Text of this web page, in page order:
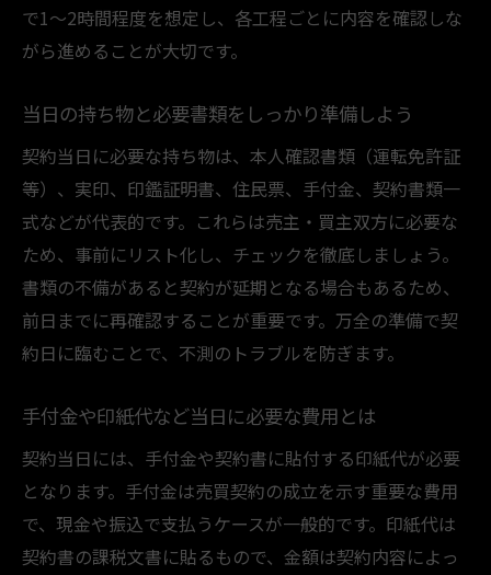
で1～2時間程度を想定し、各工程ごとに内容を確認しな
がら進めることが大切です。
当日の持ち物と必要書類をしっかり準備しよう
契約当日に必要な持ち物は、本人確認書類（運転免許証
等）、実印、印鑑証明書、住民票、手付金、契約書類一
式などが代表的です。これらは売主・買主双方に必要な
ため、事前にリスト化し、チェックを徹底しましょう。
書類の不備があると契約が延期となる場合もあるため、
前日までに再確認することが重要です。万全の準備で契
約日に臨むことで、不測のトラブルを防ぎます。
手付金や印紙代など当日に必要な費用とは
契約当日には、手付金や契約書に貼付する印紙代が必要
となります。手付金は売買契約の成立を示す重要な費用
で、現金や振込で支払うケースが一般的です。印紙代は
契約書の課税文書に貼るもので、金額は契約内容によっ